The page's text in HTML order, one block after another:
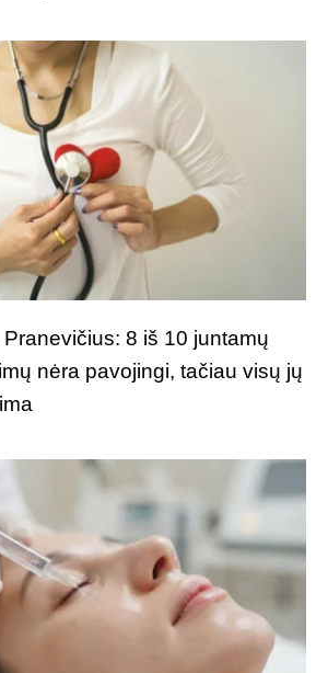
8 iš 10 juntamų
nėra pavojingi, tačiau visų jų